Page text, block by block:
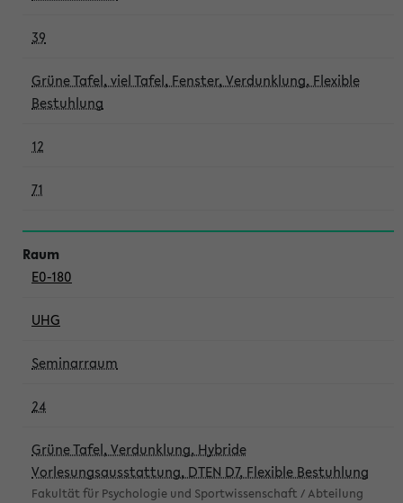
39
Grüne Tafel, viel Tafel, Fenster, Verdunklung, Flexible
Bestuhlung
12
71
E0-180
UHG
Seminarraum
24
Grüne Tafel, Verdunklung, Hybride
Vorlesungsausstattung, DTEN D7, Flexible Bestuhlung
Fakultät für Psychologie und Sportwissenschaft / Abteilung